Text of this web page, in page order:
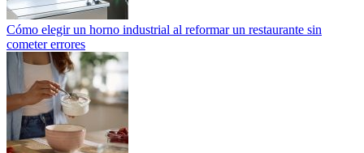
Cómo elegir un horno industrial al reformar un restaurante sin
cometer errores